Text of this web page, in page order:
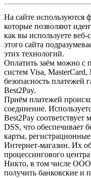
На сайте используются
которые позволяют
как вы используете
этого сайта
этих технологий.
Оплатить заём можно с
систем Visa,
безопасность платежей
Best2Pay.
Приём платежей
соединение.
Best2Pay
DSS, что обеспечивает
карты,
Интернет-магазин. Их
процессингового
Никто, в том числе
получить банковские и